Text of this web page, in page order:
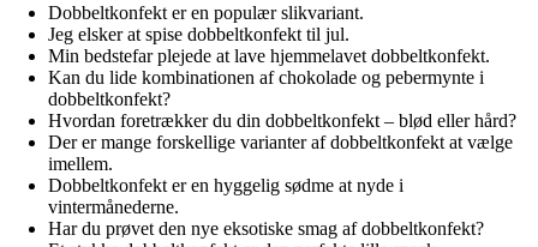
Dobbeltkonfekt er en populær slikvariant.
Jeg elsker at spise dobbeltkonfekt til jul.
Min bedstefar plejede at lave hjemmelavet dobbeltkonfekt.
Kan du lide kombinationen af chokolade og pebermynte i
dobbeltkonfekt?
Hvordan foretrækker du din dobbeltkonfekt – blød eller hård?
Der er mange forskellige varianter af dobbeltkonfekt at vælge
imellem.
Dobbeltkonfekt er en hyggelig sødme at nyde i
vintermånederne.
Har du prøvet den nye eksotiske smag af dobbeltkonfekt?